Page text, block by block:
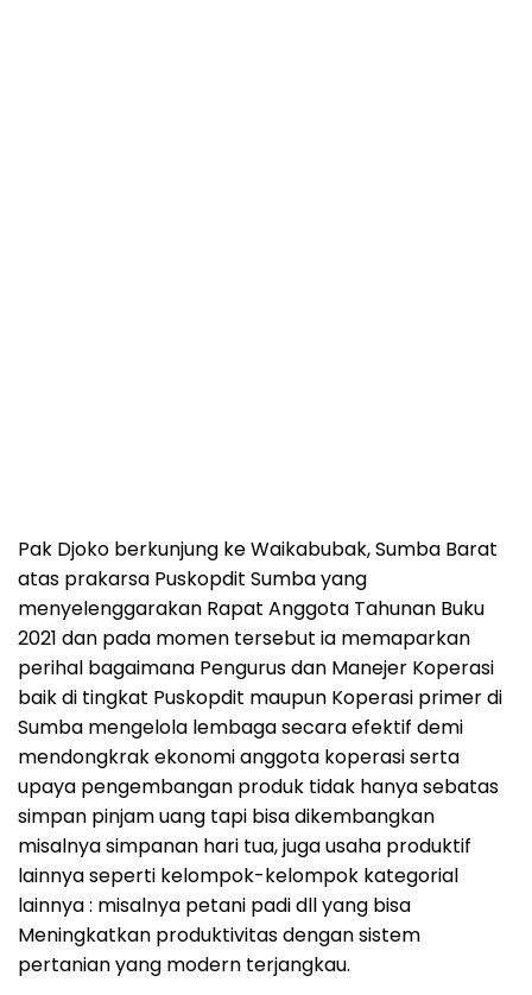
Pak Djoko berkunjung ke Waikabubak, Sumba Barat
atas prakarsa Puskopdit Sumba yang
menyelenggarakan Rapat Anggota Tahunan Buku
2021 dan pada momen tersebut ia memaparkan
perihal bagaimana Pengurus dan Manejer Koperasi
baik di tingkat Puskopdit maupun Koperasi primer di
Sumba mengelola lembaga secara efektif demi
mendongkrak ekonomi anggota koperasi serta
upaya pengembangan produk tidak hanya sebatas
simpan pinjam uang tapi bisa dikembangkan
misalnya simpanan hari tua, juga usaha produktif
lainnya seperti kelompok-kelompok kategorial
lainnya : misalnya petani padi dll yang bisa
Meningkatkan produktivitas dengan sistem
pertanian yang modern terjangkau.